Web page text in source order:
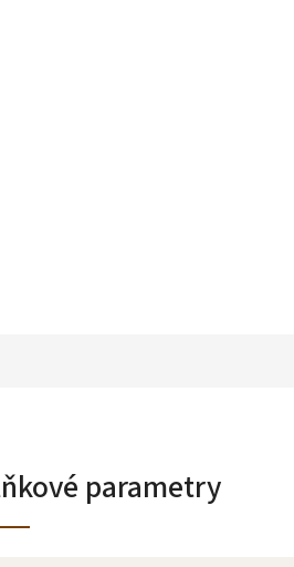
parametry